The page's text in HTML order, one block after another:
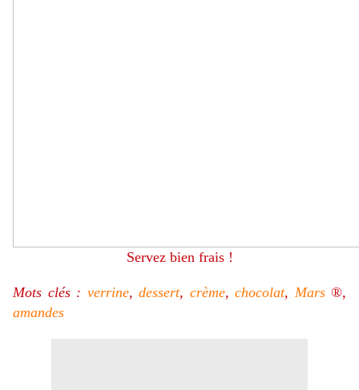
Servez bien frais !
Mots clés : verrine, dessert, crème, chocolat, Mars ®,
amandes